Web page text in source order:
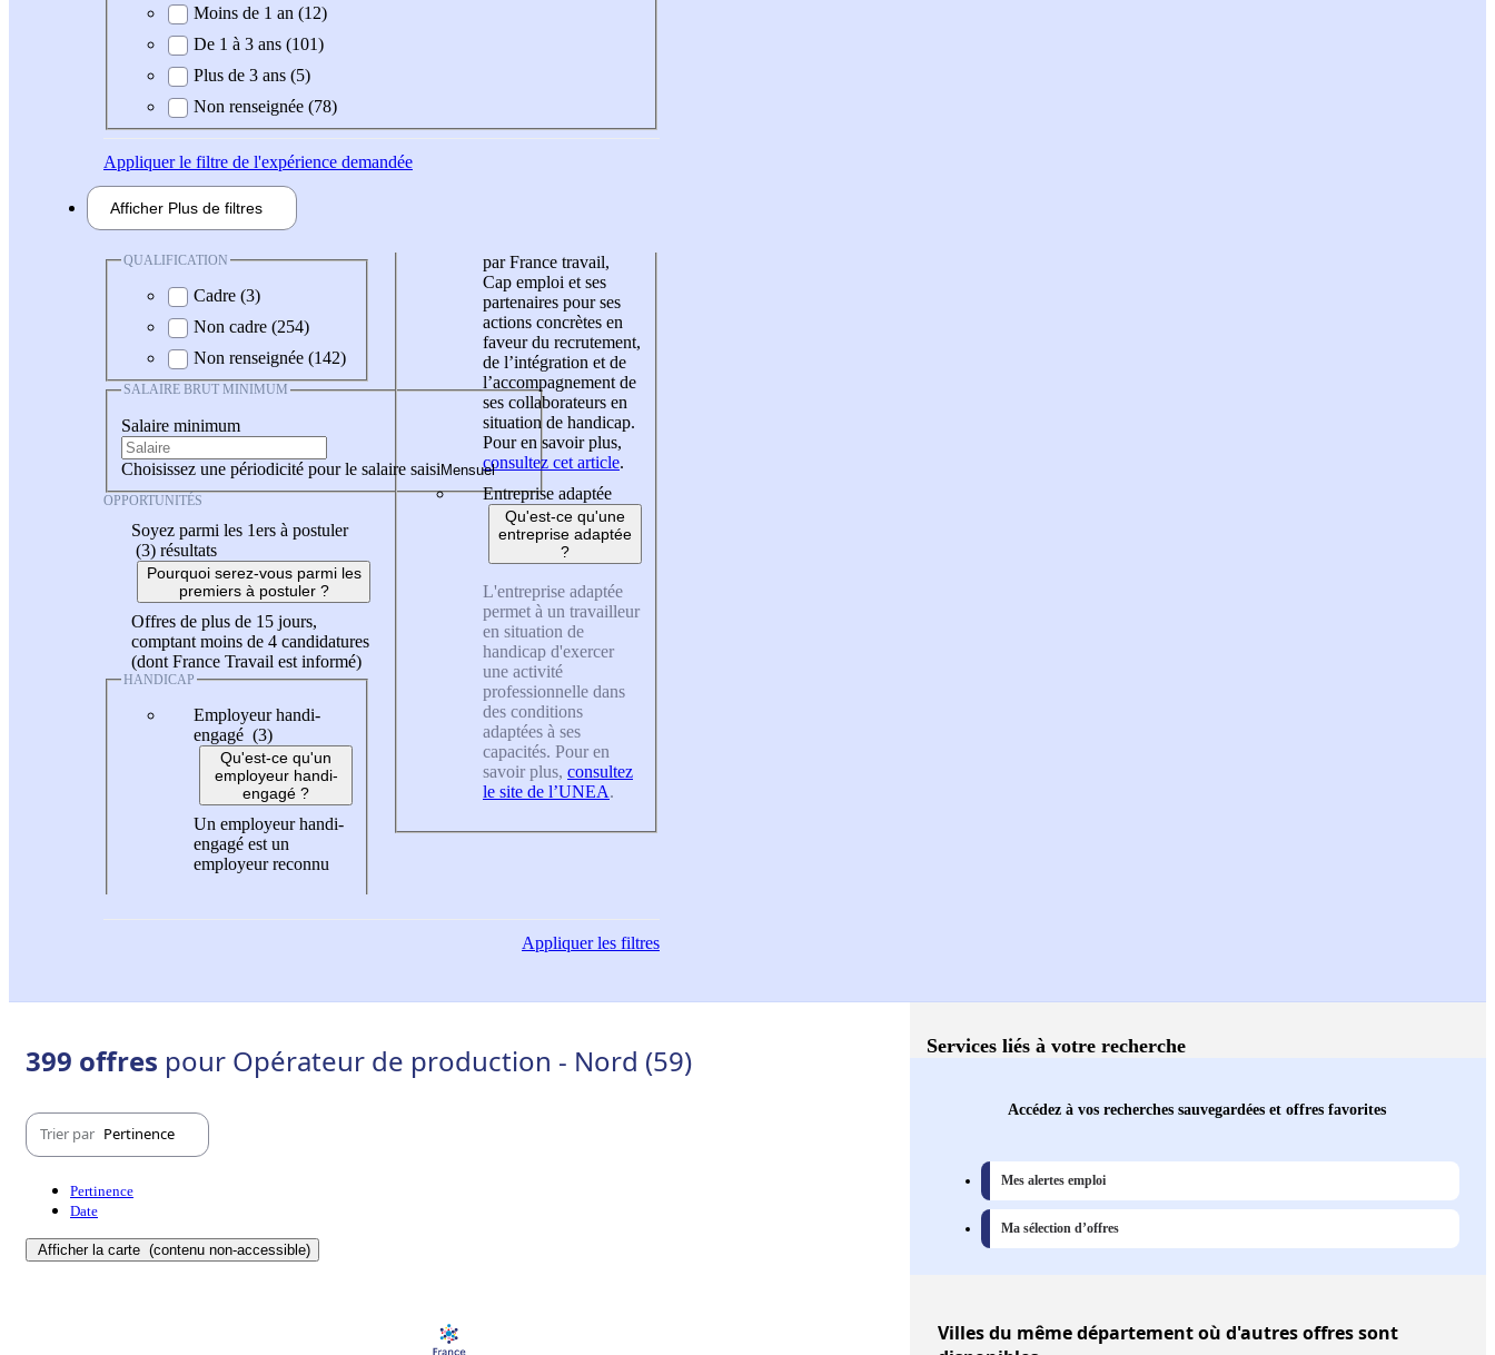
Expérience demandée
Moins de 1 an (12)
De 1 à 3 ans (101)
Plus de 3 ans (5)
Non renseignée (78)
Appliquerle filtre de l'expérience demandée
Afficher Plus de filtres
QUALIFICATION
Cadre (3)
Non cadre (254)
Non renseignée (142)
SALAIRE BRUT MINIMUM
Salaire minimum
Choisissez une périodicité pour le salaire saisi
OPPORTUNITÉS
Soyez parmi les 1ers à postuler
(3) résultats
Pourquoi serez-vous parmi les
premiers à postuler ?
Offres de plus de 15 jours,
comptant moins de 4 candidatures
(dont France Travail est informé)
HANDICAP
Employeur handi-
engagé (3)
Qu'est-ce qu'un
employeur handi-
engagé ?
Un employeur handi-
engagé est un
employeur reconnu
par France travail,
Cap emploi et ses
partenaires pour ses
actions concrètes en
faveur du recrutement,
de l’intégration et de
l’accompagnement de
ses collaborateurs en
situation de handicap.
Pour en savoir plus,
consultez cet article.
Entreprise adaptée
Qu'est-ce qu'une
entreprise adaptée
?
L'entreprise adaptée
permet à un travailleur
en situation de
handicap d'exercer
une activité
professionnelle dans
des conditions
adaptées à ses
capacités. Pour en
savoir plus, consultez
le site de l’UNEA.
Appliquerles filtres
399 offres pour Opérateur de production - Nord (59)
Trier par Pertinence
Pertinence
Date
Afficher la carte (contenu non-accessible)
Services liés à votre recherche
Accédez à vos recherches sauvegardées et offres favorites
Mes alertes emploi
Ma sélection d’offres
Villesdu même département où d'autres offres sont